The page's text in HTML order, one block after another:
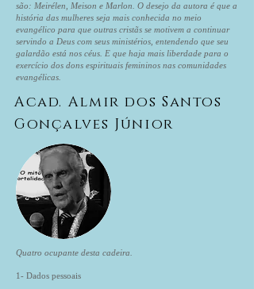
são: Meirélen, Meison e Marlon. O desejo da autora é que a
história das mulheres seja mais conhecida no meio
evangélico para que outras cristãs se motivem a continuar
servindo a Deus com seus ministérios, entendendo que seu
galardão está nos céus. E que haja mais liberdade para o
exercício dos dons espirituais femininos nas comunidades
evangélicas.
Acad. Almir dos Santos
Gonçalves Júnior
Quatro ocupante desta cadeira.
1- Dados pessoais